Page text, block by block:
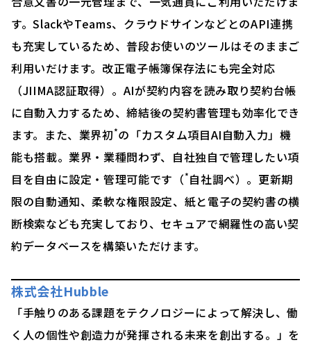
す。SlackやTeams、クラウドサインなどとのAPI連携
も充実しているため、普段お使いのツールはそのままご
利用いだけます。改正電子帳簿保存法にも完全対応
（JIIMA認証取得）。AIが契約内容を読み取り契約台帳
に自動入力するため、締結後の契約書管理も効率化でき
ます。また、業界初*の「カスタム項目AI自動入力」機
能も搭載。業界・業種問わず、自社独自で管理したい項
目を自由に設定・管理可能です（*自社調べ）。更新期
限の自動通知、柔軟な権限設定、紙と電子の契約書の横
断検索なども充実しており、セキュアで網羅性の高い契
約データベースを構築いただけます。
株式会社Hubble
「手触りのある課題をテクノロジーによって解決し、働
く人の個性や創造力が発揮される未来を創出する。」を